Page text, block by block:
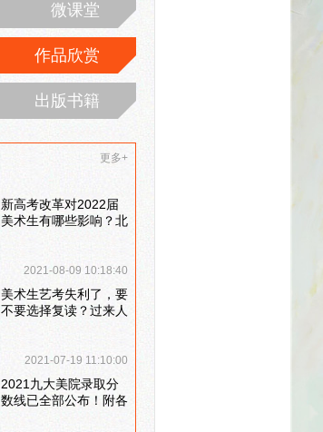
微课堂
作品欣赏
出版书籍
更多+
新高考改革对2022届
美术生有哪些影响？北
2021-08-09 10:18:40
美术生艺考失利了，要
不要选择复读？过来人
2021-07-19 11:10:00
2021九大美院录取分
数线已全部公布！附各